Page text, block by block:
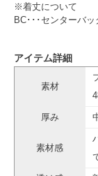
※着丈について
BC･･･センターバ
アイテム詳細
素材
厚み
素材感